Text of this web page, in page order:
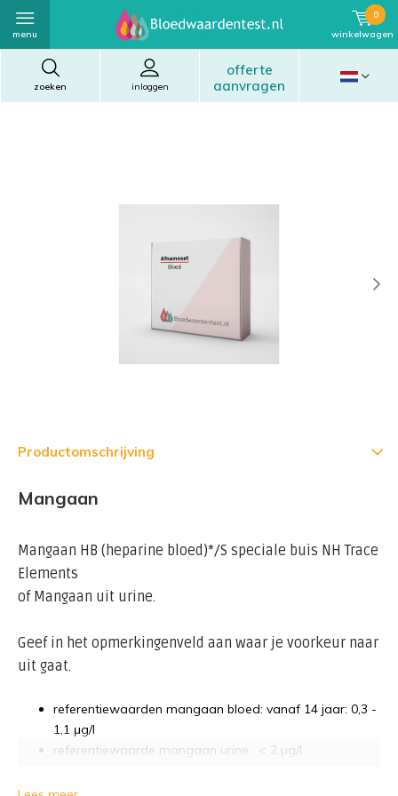
zoeken
offerte
aanvragen
inloggen
menu winkelwagen
0
Productomschrijving
Mangaan
Mangaan HB (heparine bloed)*/S speciale buis NH Trace
Elements
of Mangaan uit urine.
Geef in het opmerkingenveld aan waar je voorkeur naar
uit gaat.
referentiewaarden mangaan bloed: vanaf 14 jaar: 0,3 -
1,1 μg/l
referentiewaarde mangaan urine: < 2 µg/l